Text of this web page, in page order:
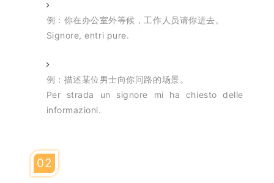
例：你在办公室外等候，工作人员请你进去。
Signore, entri pure.
例：描述某位男士向你问路的场景。
Per strada un signore mi ha chiesto delle
informazioni.
02